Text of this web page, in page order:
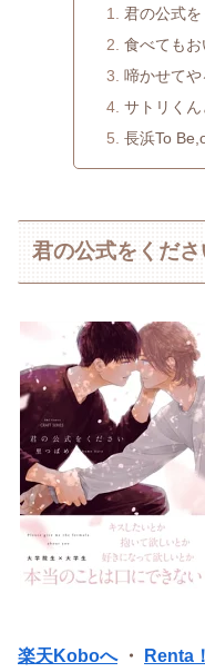
君の公式
食べても
啼かせて
サトリく
長浜To
君の公式をくださ
楽天Koboへ・ Renta